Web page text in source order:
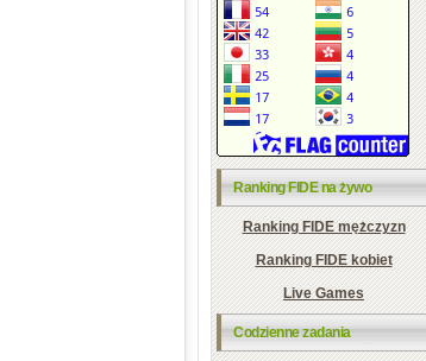
Ranking FIDE na żywo
Ranking FIDE mężczyzn
Ranking FIDE kobiet
Live Games
Codzienne zadania